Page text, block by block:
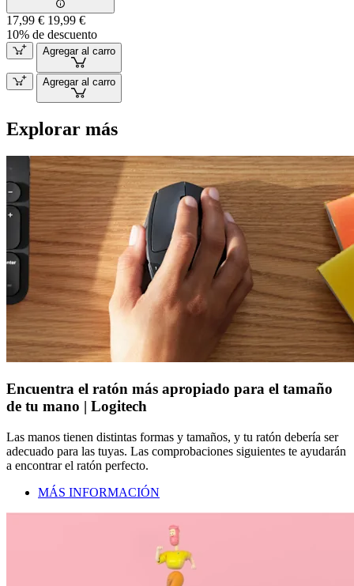
17,99 € 19,99 €
10% de descuento
Agregar al carro
Agregar al carro
Explorar más
Encuentra el ratón más apropiado para el tamaño
de tu mano | Logitech
Las manos tienen distintas formas y tamaños, y tu ratón debería ser
adecuado para las tuyas. Las comprobaciones siguientes te ayudarán
a encontrar el ratón perfecto.
MÁS INFORMACIÓN